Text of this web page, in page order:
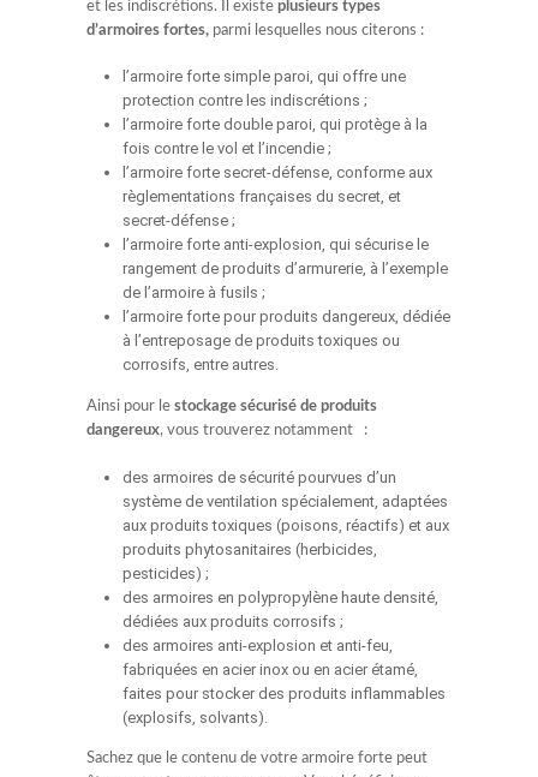
et les indiscrétions. Il existe plusieurs types
d’armoires fortes, parmi lesquelles nous citerons :
l’armoire forte simple paroi, qui offre une
protection contre les indiscrétions ;
l’armoire forte double paroi, qui protège à la
fois contre le vol et l’incendie ;
l’armoire forte secret-défense, conforme aux
règlementations françaises du secret, et
secret-défense ;
l’armoire forte anti-explosion, qui sécurise le
rangement de produits d’armurerie, à l’exemple
de l’armoire à fusils ;
l’armoire forte pour produits dangereux, dédiée
à l’entreposage de produits toxiques ou
corrosifs, entre autres.
Ainsi pour le stockage sécurisé de produits
dangereux, vous trouverez notamment :
des armoires de sécurité pourvues d’un
système de ventilation spécialement, adaptées
aux produits toxiques (poisons, réactifs) et aux
produits phytosanitaires (herbicides,
pesticides) ;
des armoires en polypropylène haute densité,
dédiées aux produits corrosifs ;
des armoires anti-explosion et anti-feu,
fabriquées en acier inox ou en acier étamé,
faites pour stocker des produits inflammables
(explosifs, solvants).
Sachez que le contenu de votre armoire forte peut